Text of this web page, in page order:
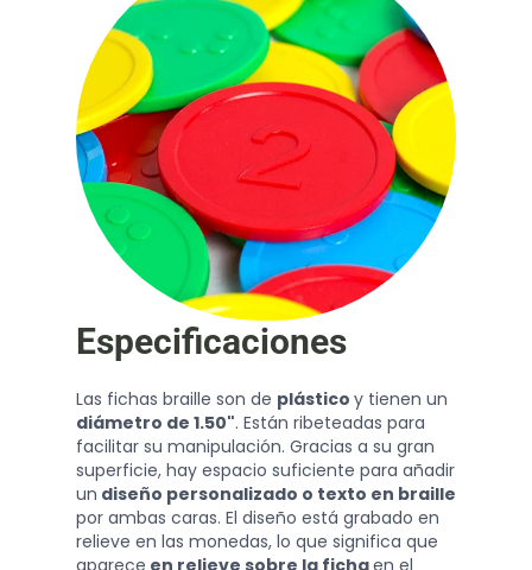
Especificaciones
Las fichas braille son de plástico y tienen un
diámetro de 1.50". Están ribeteadas para
facilitar su manipulación. Gracias a su gran
superficie, hay espacio suficiente para añadir
un diseño personalizado o texto en braille
por ambas caras. El diseño está grabado en
relieve en las monedas, lo que significa que